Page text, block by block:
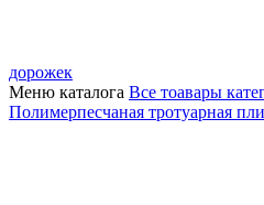
дорожек
Меню каталога Все тоавары
Полимерпесчаная тротуарная